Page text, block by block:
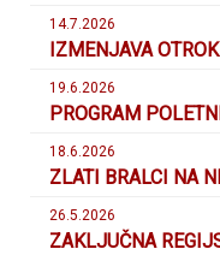
14.7.2026
IZMENJAVA
19.6.2026
PROGRAM
18.6.2026
ZLATI BRALCI NA
26.5.2026
ZAKLJUČNA